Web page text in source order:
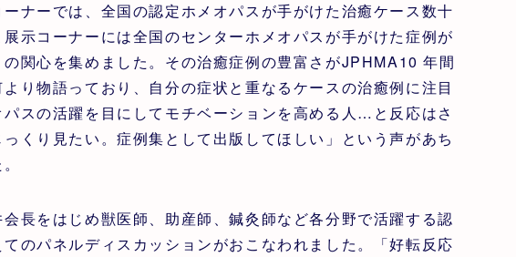
ナーでは、全国の認定ホメオパスが手がけた治癒ケース数十
示コーナーには全国のセンターホメオパスが手がけた症例が
関心を集めました。その治癒症例の豊富さがJPHMA10 年間
り物語っており、自分の症状と重なるケースの治癒例に注目
スの活躍を目にしてモチベーションを高める人…と反応はさ
くり見たい。症例集として出版してほしい」という声があち
長をはじめ獣医師、助産師、鍼灸師など各分野で活躍する認
のパネルディスカッションがおこなわれました。「好転反応